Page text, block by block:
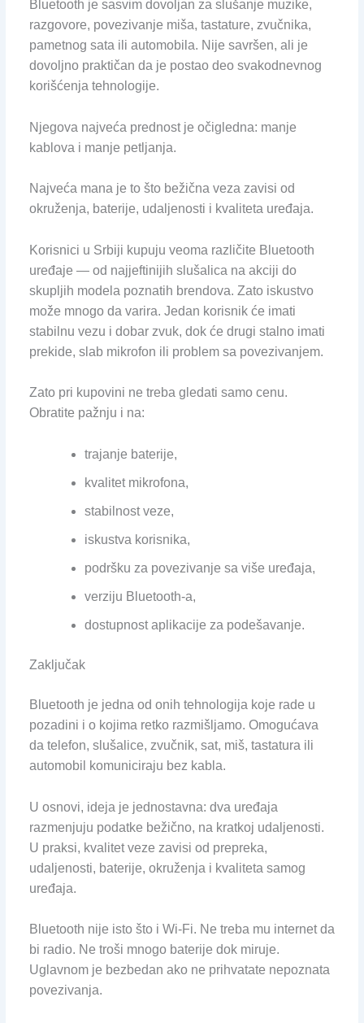
Bluetooth je sasvim dovoljan za slušanje muzike,
razgovore, povezivanje miša, tastature, zvučnika,
pametnog sata ili automobila. Nije savršen, ali je
dovoljno praktičan da je postao deo svakodnevnog
korišćenja tehnologije.
Njegova najveća prednost je očigledna: manje
kablova i manje petljanja.
Najveća mana je to što bežična veza zavisi od
okruženja, baterije, udaljenosti i kvaliteta uređaja.
Korisnici u Srbiji kupuju veoma različite Bluetooth
uređaje — od najjeftinijih slušalica na akciji do
skupljih modela poznatih brendova. Zato iskustvo
može mnogo da varira. Jedan korisnik će imati
stabilnu vezu i dobar zvuk, dok će drugi stalno imati
prekide, slab mikrofon ili problem sa povezivanjem.
Zato pri kupovini ne treba gledati samo cenu.
Obratite pažnju i na:
trajanje baterije,
kvalitet mikrofona,
stabilnost veze,
iskustva korisnika,
podršku za povezivanje sa više uređaja,
verziju Bluetooth-a,
dostupnost aplikacije za podešavanje.
Zaključak
Bluetooth je jedna od onih tehnologija koje rade u
pozadini i o kojima retko razmišljamo. Omogućava
da telefon, slušalice, zvučnik, sat, miš, tastatura ili
automobil komuniciraju bez kabla.
U osnovi, ideja je jednostavna: dva uređaja
razmenjuju podatke bežično, na kratkoj udaljenosti.
U praksi, kvalitet veze zavisi od prepreka,
udaljenosti, baterije, okruženja i kvaliteta samog
uređaja.
Bluetooth nije isto što i Wi-Fi. Ne treba mu internet da
bi radio. Ne troši mnogo baterije dok miruje.
Uglavnom je bezbedan ako ne prihvatate nepoznata
povezivanja.